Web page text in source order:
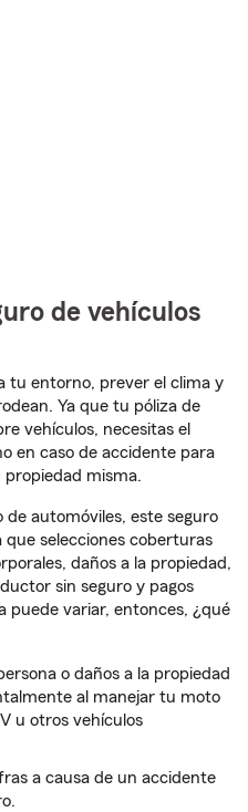
de vehículos
tu entorno, prever el clima y
Ya que tu póliza de
vehículos, necesitas el
en caso de accidente para
misma.
de automóviles, este seguro
selecciones coberturas
daños a la propiedad,
sin seguro y pagos
puede variar, entonces, ¿qué
o daños a la propiedad
al manejar tu moto
u otros vehículos
a causa de un accidente